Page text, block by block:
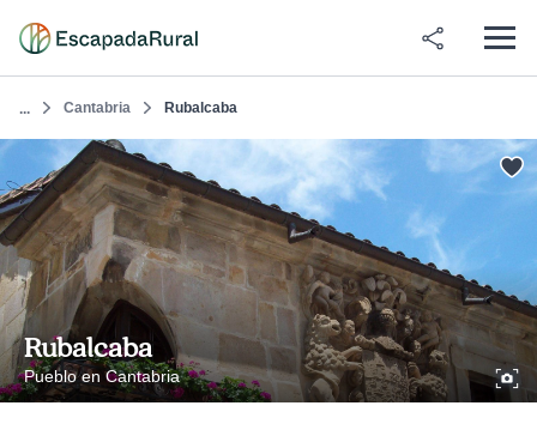
... Cantabria Rubalcaba
Rubalcaba
Pueblo en Cantabria